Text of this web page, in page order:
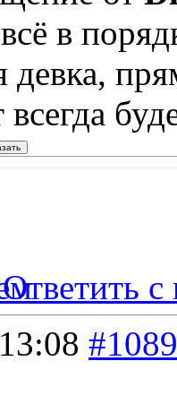
в
всегда
с
13:08 #1089